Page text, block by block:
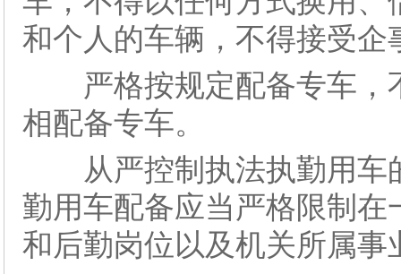
和个人的车辆，不得接受
严格按规定配备专车，
相配备专车。
从严控制执法执勤用车
勤用车配备应当严格限制
和后勤岗位以及机关所属事